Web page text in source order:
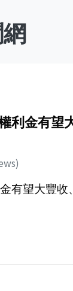
利金有望
有望大豐收